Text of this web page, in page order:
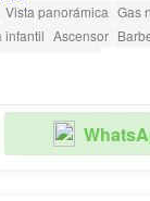
Vista panorámica Gas
infantil Ascensor